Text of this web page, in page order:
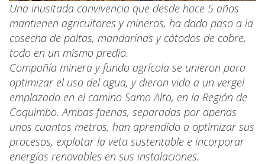
Una inusitada convivencia que desde hace 5 años
mantienen agricultores y mineros, ha dado paso a la
cosecha de paltas, mandarinas y cátodos de cobre,
todo en un mismo predio.
Compañía minera y fundo agrícola se unieron para
optimizar el uso del agua, y dieron vida a un vergel
emplazado en el camino Samo Alto, en la Región de
Coquimbo. Ambas faenas, separadas por apenas
unos cuantos metros, han aprendido a optimizar sus
procesos, explotar la veta sustentable e incorporar
energías renovables en sus instalaciones.